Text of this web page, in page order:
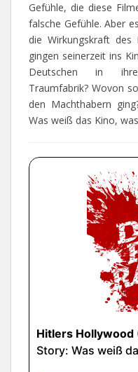
Gefühle, die diese
falsche Gefühle. Aber
die Wirkungskraft des
gingen seinerzeit ins
Deutschen in
Traumfabrik? Wovon
den Machthabern
Was weiß das Kino,